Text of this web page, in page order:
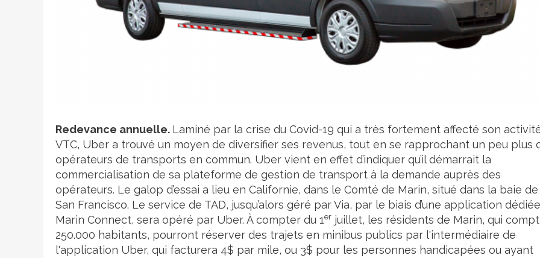
Crédit photo
Redevance annuelle. Laminé par la crise du Covid-19 qui a très fortement affecté son
VTC, Uber a trouvé un moyen de diversifier ses revenus, tout en se rapprochant un peu plus
opérateurs de transports en commun. Uber vient en effet d’indiquer qu’il démarrait la
commercialisation de sa plateforme de gestion de transport à la demande auprès des
opérateurs. Le galop d’essai a lieu en Californie, dans le Comté de Marin, situé dans la baie de
San Francisco. Le service de TAD, jusqu’alors géré par Via, par le biais d’une application
Marin Connect, sera opéré par Uber. À compter du 1er juillet, les résidents de Marin, qui
250.000 habitants, pourront réserver des trajets en minibus publics par l'intermédiaire de
l'application Uber, qui facturera 4$ par mile, ou 3$ pour les personnes handicapées ou ayant